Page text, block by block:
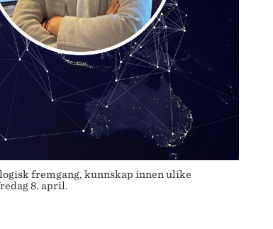
fremgang, kunnskap innen ulike
8. april.